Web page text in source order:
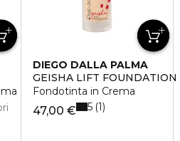
Comfort Assoluto
DIEGO DALLA PALMA
GEISHA LIFT FOUNDATION
Fondotinta in Crema
47,00 € 5 1